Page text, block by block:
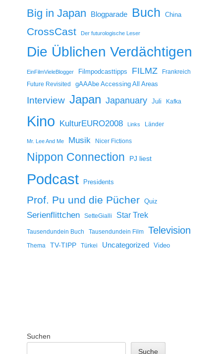
Big in Japan Blogparade Buch China
CrossCast Der futurologische Leser
Die Üblichen Verdächtigen
EinFilmVieleBlogger Filmpodcasttipps FILMZ
Frankreich
Future Revisited
gAAAbe Accessing All Areas
Interview Japan Japanuary Juli Kafka
Kino KulturEURO2008 Links Länder
Mr. Lee And Me Musik Nicer Fictions
Nippon Connection PJ liest
Podcast Presidents
Prof. Pu und die Pücher Quiz
Serienflittchen SetteGialli Star Trek
Tausendundein Buch Tausendundein Film Television
Thema TV-TIPP Türkei Uncategorized Video
Suchen
Suche